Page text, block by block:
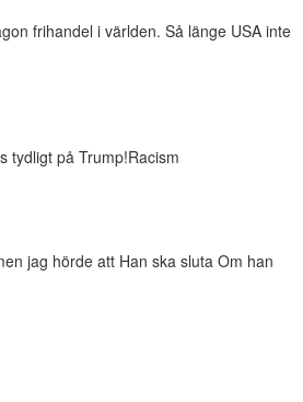
frihandel i världen. Så länge USA inte
tydligt på Trump!Racism
jag hörde att Han ska sluta Om han